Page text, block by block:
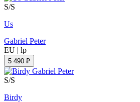
S/S
Us
Gabriel Peter
EU | lp
5 490 ₽
S/S
Birdy